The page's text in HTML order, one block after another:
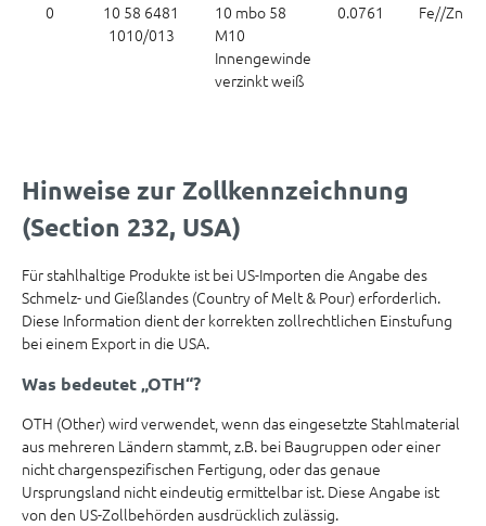
0
10 58 6481
1010/013
10 mbo 58
M10
Innengewinde
verzinkt weiß
0.0761 Fe//Zn5c
Hinweise zur Zollkennzeichnung
(Section 232, USA)
Für stahlhaltige Produkte ist bei US-Importen die Angabe des
Schmelz- und Gießlandes (Country of Melt & Pour) erforderlich.
Diese Information dient der korrekten zollrechtlichen Einstufung
bei einem Export in die USA.
Was bedeutet „OTH“?
OTH (Other) wird verwendet, wenn das eingesetzte Stahlmaterial
aus mehreren Ländern stammt, z.B. bei Baugruppen oder einer
nicht chargenspezifischen Fertigung, oder das genaue
Ursprungsland nicht eindeutig ermittelbar ist. Diese Angabe ist
von den US-Zollbehörden ausdrücklich zulässig.